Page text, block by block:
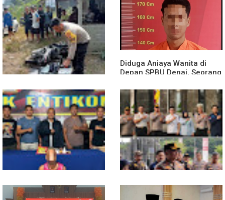
Truk Kontainer Oleng Tabrak
Vario, Warga Kapuas
Meninggal di Dusun Mak
Tampong
Diduga Aniaya Wanita di
Depan SPBU Denai, Seorang
Medan Area